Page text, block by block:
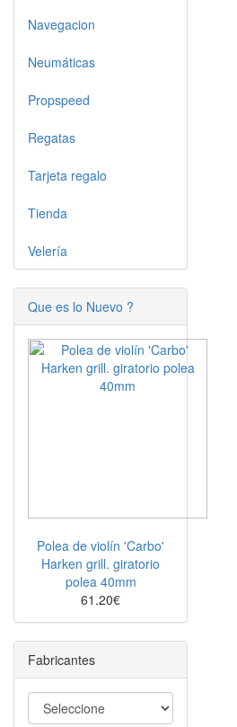
Navegacion
Neumáticas
Propspeed
Regatas
Tarjeta regalo
Tienda
Velería
Que es lo Nuevo ?
Polea de violín 'Carbo'
Harken grill. giratorio
polea 40mm
61.20€
Fabricantes